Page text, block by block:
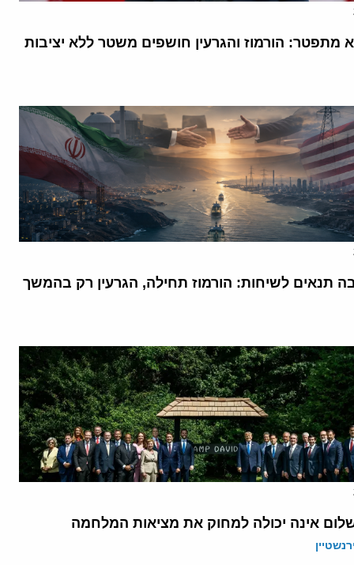
מתפטר: הורמוז והגרעין חושפים משטר ללא יציבות
תנאים לשיחות: הורמוז תחילה, הגרעין רק בהמשך
אינה יכולה למחוק את מציאות המלחמה